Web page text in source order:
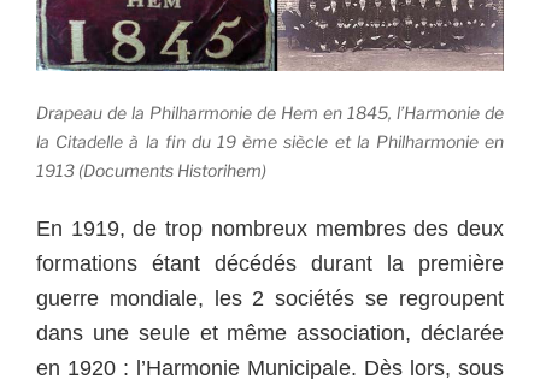
Drapeau de la Philharmonie de Hem en 1845, l’Harmonie de
la Citadelle à la fin du 19 ème siècle et la Philharmonie en
1913 (Documents Historihem)
En 1919, de trop nombreux membres des deux
formations étant décédés durant la première
guerre mondiale, les 2 sociétés se regroupent
dans une seule et même association, déclarée
en 1920 : l’Harmonie Municipale. Dès lors, sous